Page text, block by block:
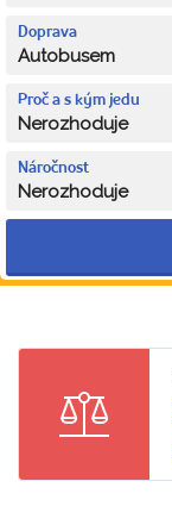
Doprava
Autobusem
Proč a s kým jedu
Nerozhoduje
Náročnost
Nerozhoduje